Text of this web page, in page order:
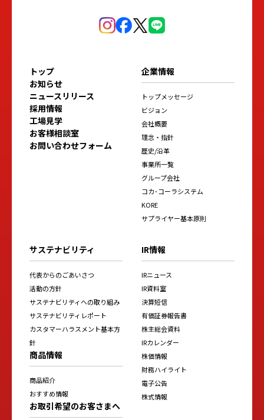
トップ
お知らせ
ニュースリリース
採用情報
工場見学
お客様相談室
お問い合わせフォーム
企業情報
トップメッセージ
ビジョン
会社概要
理念・指針
歴史/沿革
事業所一覧
グループ会社
コカ･コーラシステム
KORE
サプライヤー基本原則
サステナビリティ
代表からのごあいさつ
活動の方針
サステナビリティへの取り組み
サステナビリティレポート
カスタマーハラスメント基本方
針
商品情報
商品紹介
おすすめ情報
お取引希望のお客さまへ
IR情報
IRニュース
IR資料室
決算短信
有価証券報告書
株主総会資料
IRカレンダー
株価情報
財務ハイライト
電子公告
株式情報